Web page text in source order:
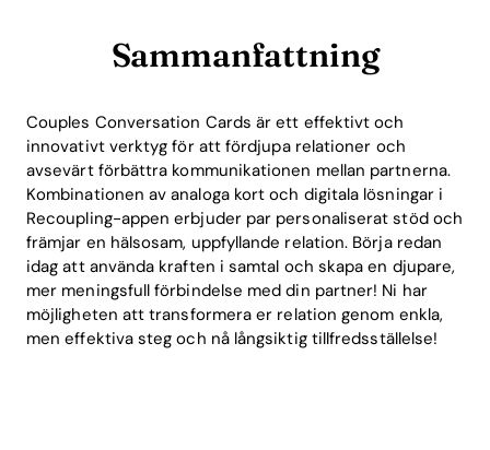
Sammanfattning
Couples Conversation Cards är ett effektivt och
innovativt verktyg för att fördjupa relationer och
avsevärt förbättra kommunikationen mellan partnerna.
Kombinationen av analoga kort och digitala lösningar i
Recoupling-appen erbjuder par personaliserat stöd och
främjar en hälsosam, uppfyllande relation. Börja redan
idag att använda kraften i samtal och skapa en djupare,
mer meningsfull förbindelse med din partner! Ni har
möjligheten att transformera er relation genom enkla,
men effektiva steg och nå långsiktig tillfredsställelse!